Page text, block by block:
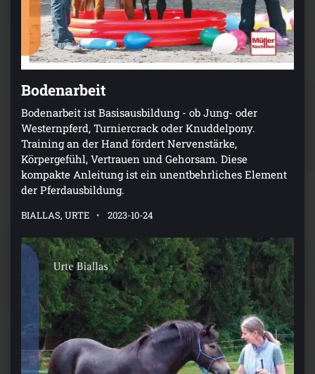
Bodenarbeit
Bodenarbeit ist Basisausbildung - ob Jung- oder
Westernpferd, Turniercrack oder Knuddelpony.
Training an der Hand fördert Nervenstärke,
Körpergefühl, Vertrauen und Gehorsam. Diese
kompakte Anleitung ist ein unentbehrliches Element
der Pferdausbildung.
BIALLAS, URTE 2023-10-24